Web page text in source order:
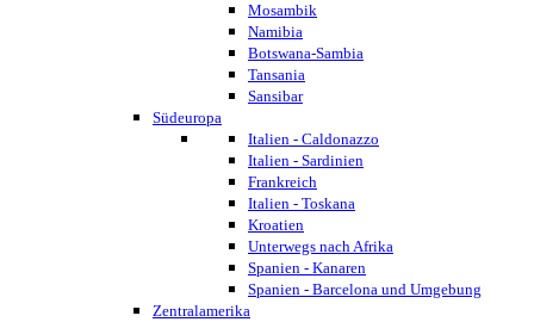
Mosambik
Namibia
Botswana-Sambia
Tansania
Sansibar
Südeuropa
Italien - Caldonazzo
Italien - Sardinien
Frankreich
Italien - Toskana
Kroatien
Unterwegs nach Afrika
Spanien - Kanaren
Spanien - Barcelona und Umgebung
Zentralamerika